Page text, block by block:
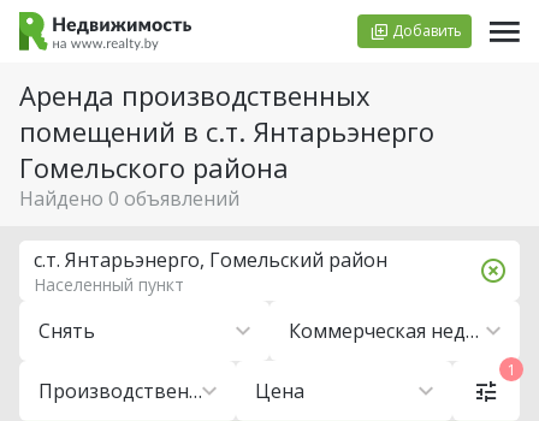
Добавить
Аренда производственных
помещений в с.т. Янтарьэнерго
Гомельского района
Найдено 0 объявлений
Снять Коммерческая недвижимость
Производственные помещения Цена
с.т. Янтарьэнерго, Гомельский район
Населенный пункт
1